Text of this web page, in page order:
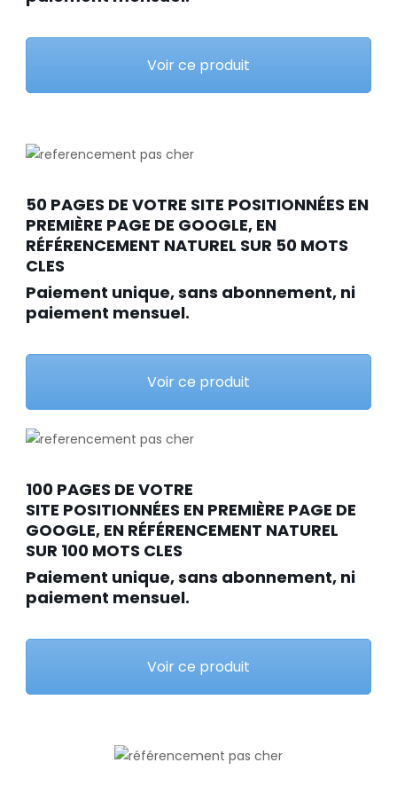
Voir ce produit
50 PAGES DE VOTRE SITE POSITIONNÉES EN
PREMIÈRE PAGE DE GOOGLE, EN
RÉFÉRENCEMENT NATUREL SUR 50 MOTS
CLES
Paiement unique, sans abonnement, ni
paiement mensuel.
Voir ce produit
100 PAGES DE VOTRE
SITE POSITIONNÉES EN PREMIÈRE PAGE DE
GOOGLE, EN RÉFÉRENCEMENT NATUREL
SUR 100 MOTS CLES
Paiement unique, sans abonnement, ni
paiement mensuel.
Voir ce produit